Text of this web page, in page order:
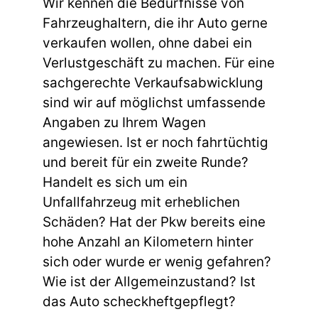
Wir kennen die Bedürfnisse von
Fahrzeughaltern, die ihr Auto gerne
verkaufen wollen, ohne dabei ein
Verlustgeschäft zu machen. Für eine
sachgerechte Verkaufsabwicklung
sind wir auf möglichst umfassende
Angaben zu Ihrem Wagen
angewiesen. Ist er noch fahrtüchtig
und bereit für ein zweite Runde?
Handelt es sich um ein
Unfallfahrzeug mit erheblichen
Schäden? Hat der Pkw bereits eine
hohe Anzahl an Kilometern hinter
sich oder wurde er wenig gefahren?
Wie ist der Allgemeinzustand? Ist
das Auto scheckheftgepflegt?